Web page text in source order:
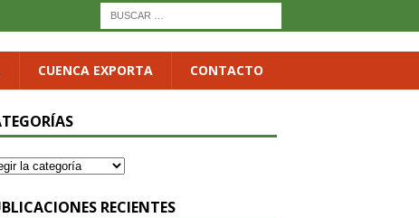
CUENCA EXPORTA CONTACTO
RECIENTES